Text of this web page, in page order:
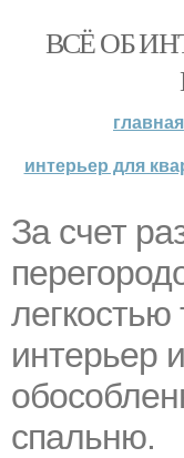
ВСЁ ОБ
главная
интерьер для
За счет
интерьер
спальню.